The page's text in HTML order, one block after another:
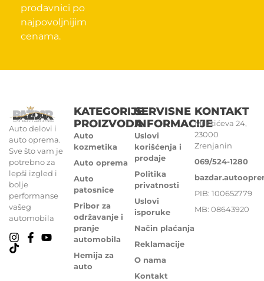
prodavnici po
najpovoljnijim
cenama.
Auto delovi i
auto oprema.
Sve što vam je
potrebno za
lepši izgled i
bolje
performanse
vašeg
automobila
KATEGORIJE
PROIZVODA
Auto
kozmetika
Auto oprema
Auto
patosnice
Pribor za
održavanje i
pranje
automobila
Hemija za
auto
SERVISNE
INFORMACIJE
Uslovi
korišćenja i
prodaje
Politika
privatnosti
Uslovi
isporuke
Način plaćanja
Reklamacije
O nama
Kontakt
KONTAKT
Miletićeva 24,
23000
Zrenjanin
069/524-1280
PIB: 100652779
MB: 08643920